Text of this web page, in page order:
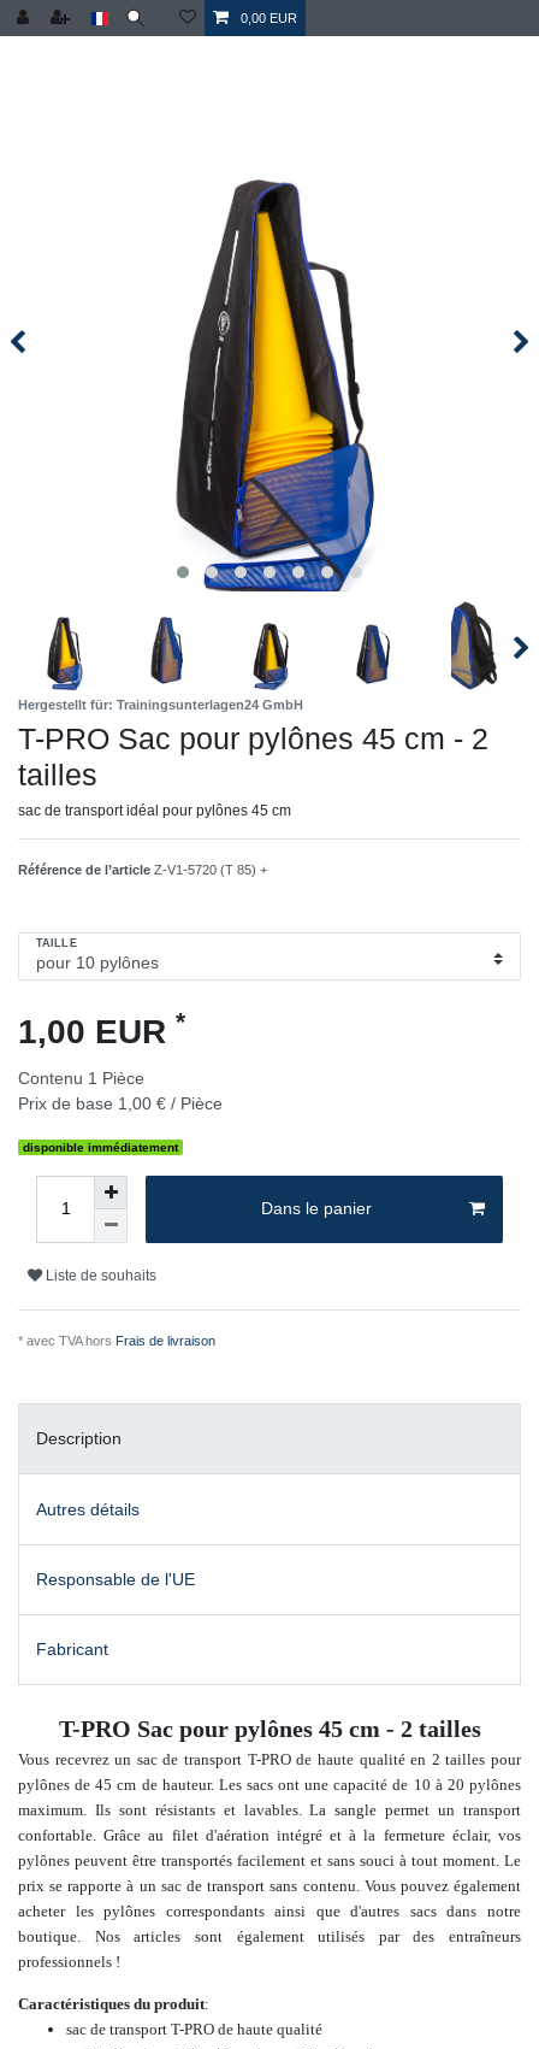
0,00 EUR
Hergestellt für: Trainingsunterlagen24 GmbH
T-PRO Sac pour pylônes 45 cm - 2
tailles
sac de transport idéal pour pylônes 45 cm
Référence de l’article Z-V1-5720 (T 85) +
TAILLE
1,00 EUR *
Contenu 1 Pièce
Prix de base 1,00 € / Pièce
disponible immédiatement
Dans le panier
Liste de souhaits
* avec TVA hors Frais de livraison
Description
Autres détails
Responsable de l'UE
Fabricant
T-PRO Sac pour pylônes 45 cm - 2 tailles
Vous recevrez un sac de transport T-PRO de haute qualité en 2 tailles pour
pylônes de 45 cm de hauteur. Les sacs ont une capacité de 10 à 20 pylônes
maximum. Ils sont résistants et lavables. La sangle permet un transport
confortable. Grâce au filet d'aération intégré et à la fermeture éclair, vos
pylônes peuvent être transportés facilement et sans souci à tout moment. Le
prix se rapporte à un sac de transport sans contenu. Vous pouvez également
acheter les pylônes correspondants ainsi que d'autres sacs dansnotre
boutique. Nos articles sont également utilisés par des entraîneurs
professionnels !
Caractéristiques du produit:
sac de transport T-PRO de haute qualité